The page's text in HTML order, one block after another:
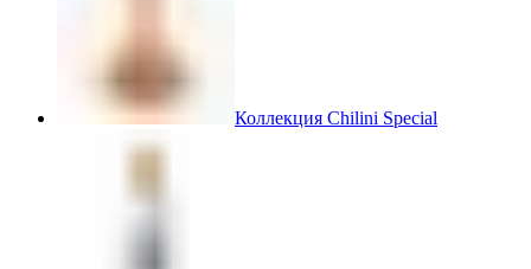
Коллекция Chilini Special